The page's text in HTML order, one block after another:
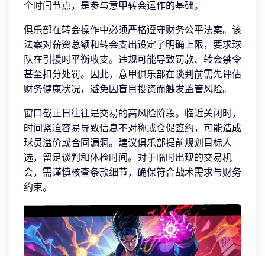
个时间节点，是参与意甲转会运作的基础。
俱乐部在转会操作中必须严格遵守财务公平法案。该
法案对薪资总额和转会支出设定了明确上限，要求球
队在引援时平衡收支。违规可能导致罚款、转会禁令
甚至扣分处罚。因此，意甲俱乐部在谈判前需先评估
财务健康状况，避免因盲目投资而触发监管风险。
窗口截止日往往是交易的高风险阶段。临近关闭时，
时间紧迫容易导致信息不对称或仓促签约，可能造成
球员溢价或合同漏洞。建议俱乐部提前规划目标人
选，留足谈判和体检时间。对于临时出现的交易机
会，需谨慎核查条款细节，确保符合战术需求与财务
约束。